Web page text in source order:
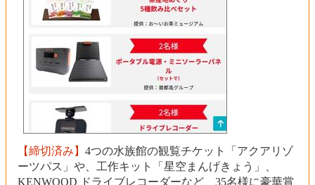
【締切済み】 4つの水族館の観覧チケット「アクアリゾ
ーツパス」や、工作キット「星空まんげきょう」、
KENWOOD ドライブレコーダーなど、35名様に豪華賞